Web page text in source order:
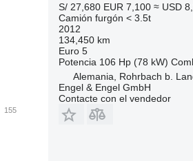
S/ 27,680 EUR 7,100 ≈ USD
Camión furgón < 3.5t
2012
134,450 km
Euro 5
Potencia 106 Hp (78 kW)
Alemania, Rohrbach b.
Engel & Engel GmbH
Contacte con el vendedor